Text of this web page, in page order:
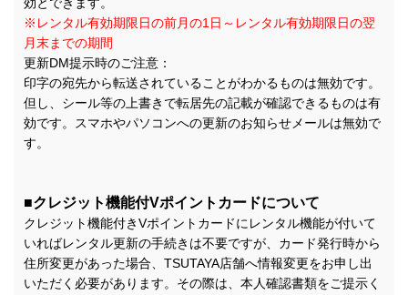
効とできます。
※レンタル有効期限日の前月の1日～レンタル有効期限日の翌
月末までの期間
更新DM提示時のご注意：
印字の宛先から転送されていることがわかるものは無効です。
但し、シール等の上書きで転居先の記載が確認できるものは有
効です。スマホやパソコンへの更新のお知らせメールは無効で
す。
■クレジット機能付Vポイントカードについて
クレジット機能付きVポイントカードにレンタル機能が付いて
いればレンタル更新の手続きは不要ですが、カード発行時から
住所変更があった場合、TSUTAYA店舗へ情報変更をお申し出
いただく必要があります。その際は、本人確認書類をご提示く